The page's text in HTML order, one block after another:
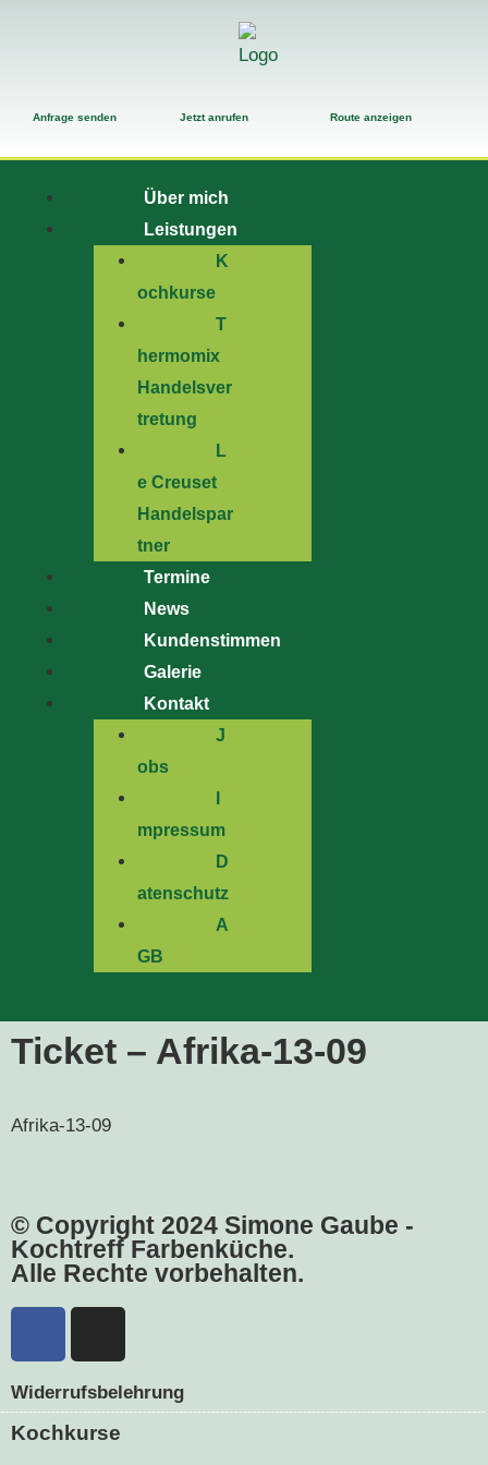
Anfrage senden Jetzt anrufen Route anzeigen
Über mich
Leistungen
K
ochkurse
T
hermomix
Handelsver
tretung
L
e Creuset
Handelspar
tner
Termine
News
Kundenstimmen
Galerie
Kontakt
J
obs
mpressum
D
atenschutz
A
GB
Ticket – Afrika-13-09
Afrika-13-09
© Copyright 2024 Simone Gaube -
Kochtreff Farbenküche.
Alle Rechte vorbehalten.
Widerrufsbelehrung
Kochkurse